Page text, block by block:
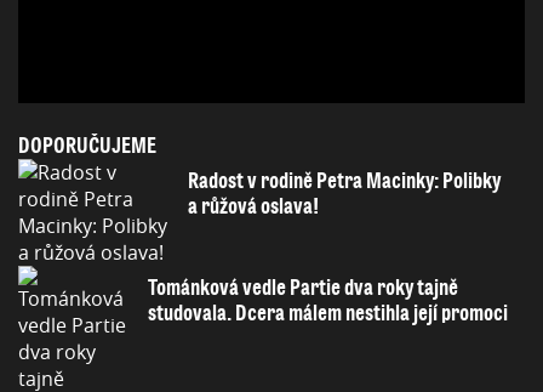
DOPORUČUJEME
Radost v rodině Petra Macinky: Polibky
a růžová oslava!
Tománková vedle Partie dva roky tajně
studovala. Dcera málem nestihla její promoci